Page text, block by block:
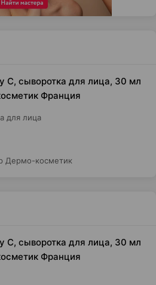
C, сыворотка для лица, 30 мл
Франция
для лица
Дермо-косметик
C, сыворотка для лица, 30 мл
Франция